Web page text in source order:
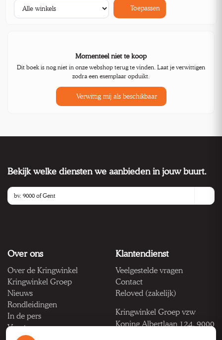
Toepassen
Momenteel niet te koop
Dit boek is nog niet in onze webshop terug te vinden. Laat je verwittigen
zodra een exemplaar opduikt.
Verwittig mij als beschikbaar
Bekijk welke diensten we aanbieden in jouw buurt.
Over ons
Over de Kringwinkel
Kringwinkel Groep
Nieuws
Rondleidingen
In de pers
Vacatures
Klantendienst
Veelgestelde vragen
Contact
Reloved (zakelijk)
Kringwinkel Groep vzw
Koning Albertlaan 124, 9000